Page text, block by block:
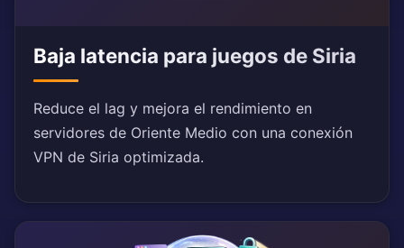
Baja latencia para juegos de Siria
Reduce el lag y mejora el rendimiento en
servidores de Oriente Medio con una conexión
VPN de Siria optimizada.